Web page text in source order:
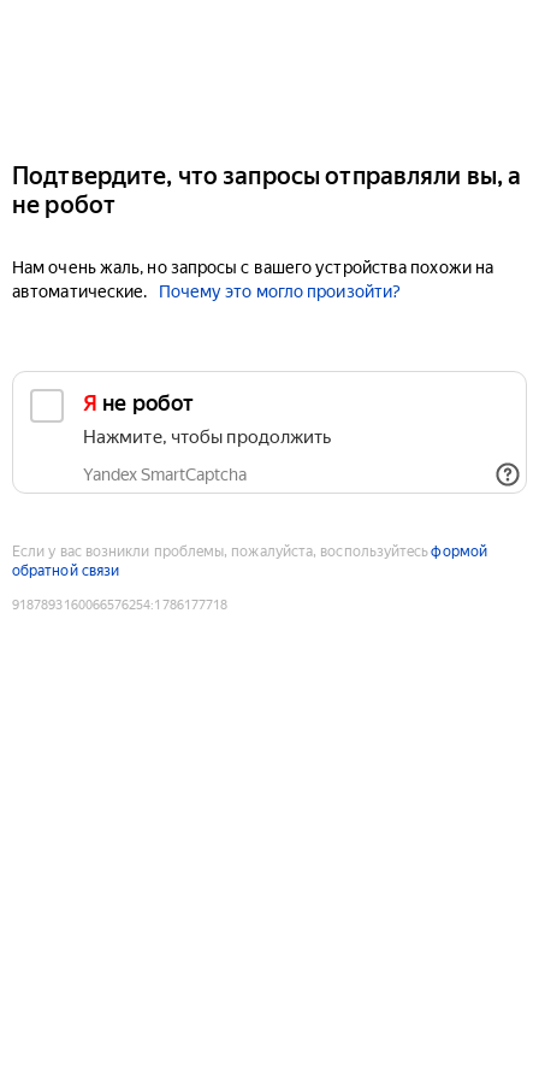
Подтвердите, что запросы отправляли вы, а
не робот
Нам очень жаль, но запросы с вашего устройства похожи на
автоматические.
Почему это могло произойти?
Я не робот
Нажмите, чтобы продолжить
Yandex SmartCaptcha
Если у вас возникли проблемы, пожалуйста, воспользуйтесьформой
обратной связи
9187893160066576254:1786177718